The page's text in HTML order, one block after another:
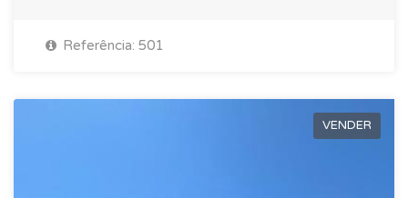
Referência: 501
VENDER